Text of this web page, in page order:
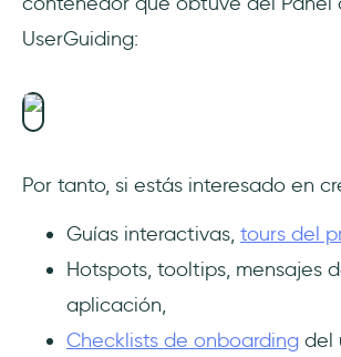
UserGuiding:
Por tanto, si estás interesado en
Guías interactivas, tours del
Hotspots, tooltips, mensajes
aplicación,
Checklists de onboarding del